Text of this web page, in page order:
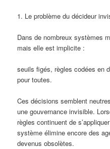
1. Le problème du décideur
Dans de nombreux systèmes
mais elle est implicite :
seuils figés, règles codées en
pour toutes.
Ces décisions semblent
une gouvernance invisible.
règles continuent de
système élimine encore des
devenus obsolètes.